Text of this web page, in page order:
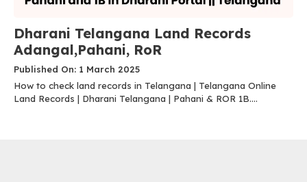
Dharani Telangana Land Records
Adangal,Pahani, RoR
Published On: 1 March 2025
How to check land records in Telangana | Telangana Online
Land Records | Dharani Telangana | Pahani & ROR 1B....